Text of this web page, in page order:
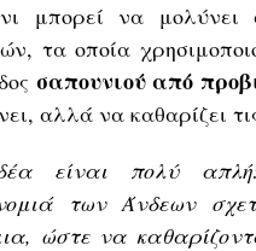
μπορεί να
τα οποία
σαπουνιού από
αλλά να καθαρίζει
είναι πολύ απλή:
των Άνδεων
ώστε να